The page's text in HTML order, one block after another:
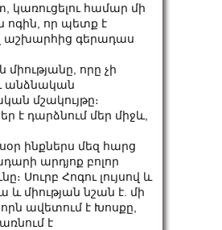
համար մի
ոգին, որ պետք է
աշխարհից գերադաս
որը չի
անձնական
մշակույթը։
է դարձնում մեր միջև,
ինքներս մեզ հարց
արդյոք բոլոր
Սուրբ Հոգու լույսով և
և միության նշան է. մի
ավետում է Խոսքը,
է